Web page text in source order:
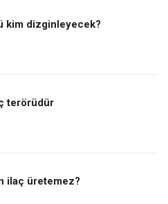
kim dizginleyecek?
terörüdür
ilaç üretemez?